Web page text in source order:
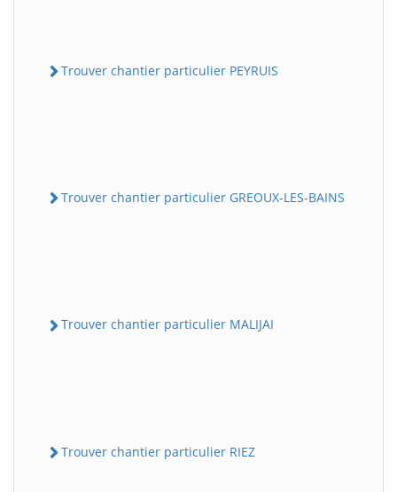
Trouver chantier particulier PEYRUIS
Trouver chantier particulier GREOUX-LES-BAINS
Trouver chantier particulier MALIJAI
Trouver chantier particulier RIEZ